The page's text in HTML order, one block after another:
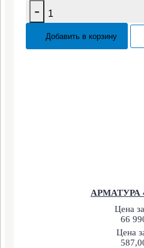
-
Добавить в корзину
АРМАТУРА
Цена
66
Цена